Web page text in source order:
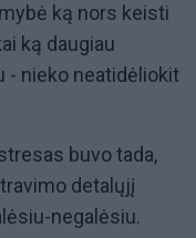
ką nors keisti
ką daugiau
- nieko neatidėliokit
buvo tada,
detalųjį
negalėsiu.